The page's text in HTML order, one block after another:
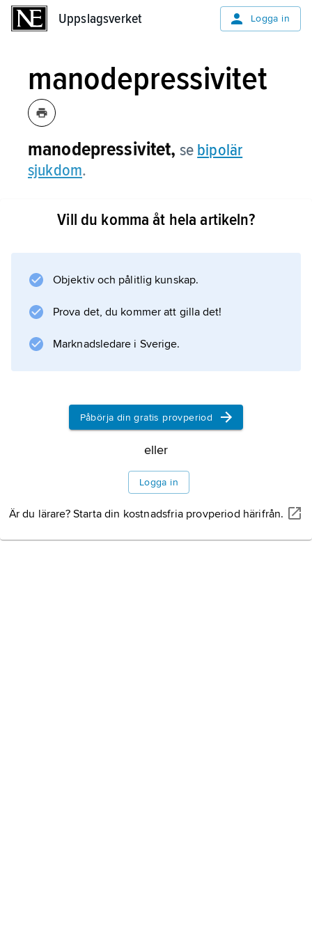
Uppslagsverket Logga in
manodepressivitet
manodepressivitet, se bipolär
sjukdom.
Vill du komma åt hela artikeln?
Objektiv och pålitlig kunskap.
Prova det, du kommer att gilla det!
Marknadsledare i Sverige.
Påbörja din gratis provperiod
eller
Logga in
Är du lärare? Starta din kostnadsfria provperiod härifrån.